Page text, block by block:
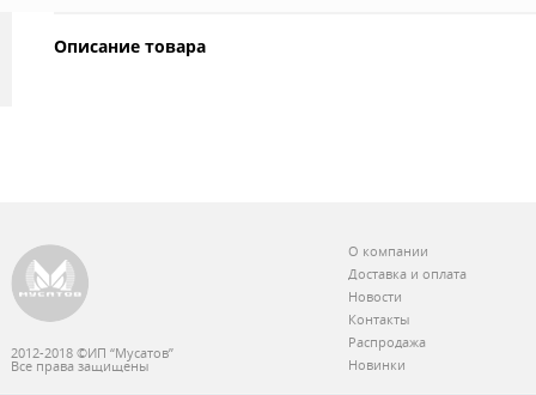
Описание товара
2012-2018 ©ИП “Мусатов”
Все права защищены
О компании
Доставка и оплата
Новости
Контакты
Распродажа
Новинки